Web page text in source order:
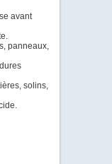
avant
panneaux,
solins,